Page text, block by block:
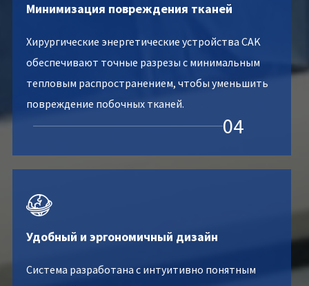
Минимизация повреждения тканей
Хирургические энергетические устройства CAK
обеспечивают точные разрезы с минимальным
тепловым распространением, чтобы уменьшить
повреждение побочных тканей.
04

Удобный и эргономичный дизайн
Система разработана с интуитивно понятным